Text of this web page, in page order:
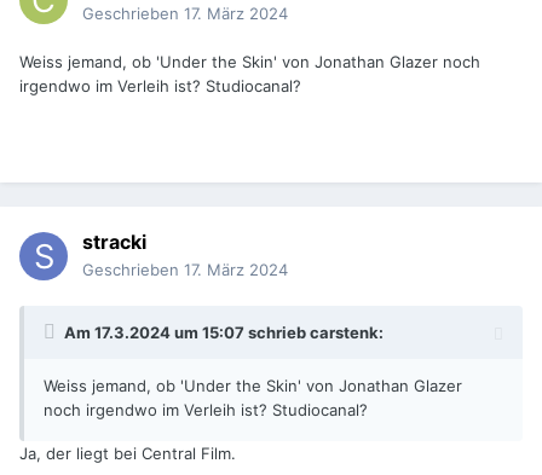
Geschrieben 17. März 2024
Weiss jemand, ob 'Under the Skin' von Jonathan Glazer noch
irgendwo im Verleih ist? Studiocanal?
stracki
Geschrieben 17. März 2024
Am 17.3.2024 um 15:07 schriebcarstenk:
Weiss jemand, ob 'Under the Skin' von Jonathan Glazer
noch irgendwo im Verleih ist? Studiocanal?
Ja, der liegt bei Central Film.